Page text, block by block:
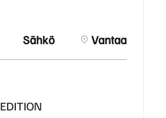
Sähkö Vantaa